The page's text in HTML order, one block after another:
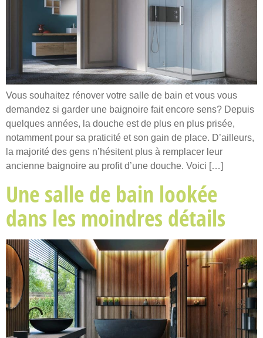
Vous souhaitez rénover votre salle de bain et vous vous
demandez si garder une baignoire fait encore sens? Depuis
quelques années, la douche est de plus en plus prisée,
notamment pour sa praticité et son gain de place. D’ailleurs,
la majorité des gens n’hésitent plus à remplacer leur
ancienne baignoire au profit d’une douche. Voici […]
Une salle de bain lookée
dans les moindres détails